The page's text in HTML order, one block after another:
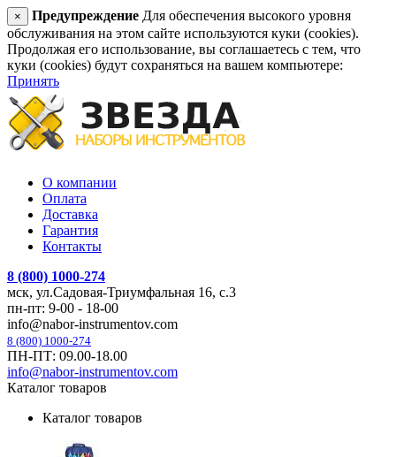
× Предупреждение Для обеспечения высокого уровня
обслуживания на этом сайте используются куки (cookies).
Продолжая его использование, вы соглашаетесь с тем, что
куки (cookies) будут сохраняться на вашем компьютере:
Принять
О компании
Оплата
Доставка
Гарантия
Контакты
8 (800) 1000-274
мск, ул.Садовая-Триумфальная 16, с.3
пн-пт: 9-00 - 18-00
info@nabor-instrumentov.com
8 (800) 1000-274
ПН-ПТ: 09.00-18.00
info@nabor-instrumentov.com
Каталог товаров
Каталог товаров